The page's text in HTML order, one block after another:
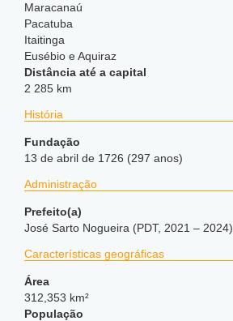
Maracanaú
Pacatuba
Itaitinga
Eusébio e Aquiraz
Distância até a capital
2 285 km
História
Fundação
13 de abril de 1726 (297 anos)
Administração
Prefeito(a)
José Sarto Nogueira (PDT, 2021 – 2024)
Características geográficas
Área
312,353 km²
População